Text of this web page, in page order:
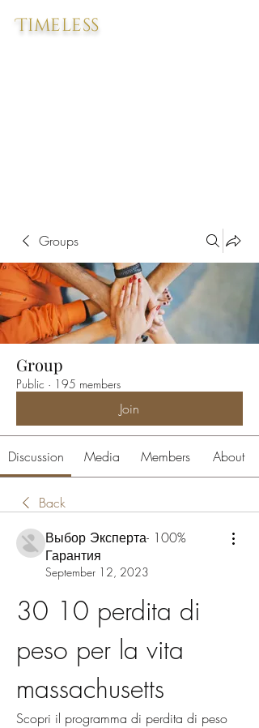
Timeless
Groups
Group
Public · 195 members
Join
Discussion Media Members About
Back
Выбор Эксперта- 100%
Гарантия
September 12, 2023
30 10 perdita di
peso per la vita
massachusetts
Scopri il programma di perdita di peso